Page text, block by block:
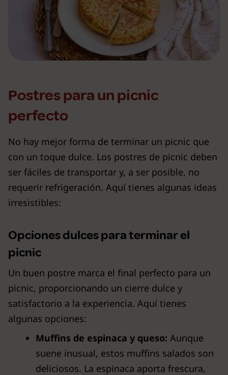
Postres para un picnic
perfecto
No hay mejor forma de terminar un picnic que
con un toque dulce. Los postres de picnic deben
ser fáciles de transportar y, a ser posible, no
requerir refrigeración. Aquí tienes algunas ideas
irresistibles:
Opciones dulces para terminar el
picnic
Un buen postre marca el final perfecto para un
picnic, proporcionando un cierre dulce y
satisfactorio a la experiencia. Aquí tienes
algunas opciones:
Muffins de espinaca y queso: Aunque
suene inusual, estos muffins salados son
deliciosos. La espinaca aporta frescura,